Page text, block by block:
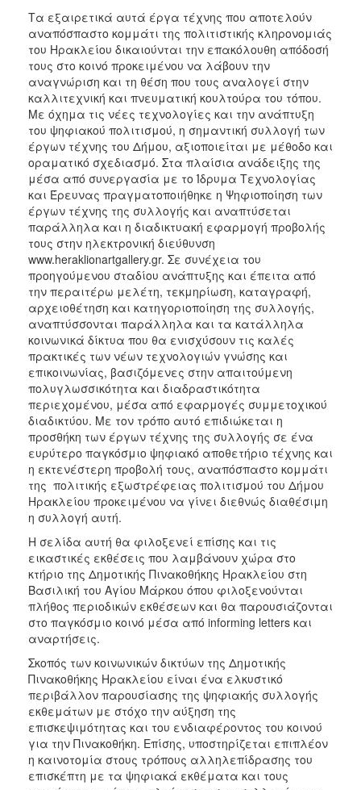
Τα εξαιρετικά αυτά έργα τέχνης που αποτελούν
αναπόσπαστο κομμάτι της πολιτιστικής κληρονομιάς
του Ηρακλείου δικαιούνται την επακόλουθη απόδοσή
τους στο κοινό προκειμένου να λάβουν την
αναγνώριση και τη θέση που τους αναλογεί στην
καλλιτεχνική και πνευματική κουλτούρα του τόπου.
Με όχημα τις νέες τεχνολογίες και την ανάπτυξη
του ψηφιακού πολιτισμού, η σημαντική συλλογή των
έργων τέχνης του Δήμου, αξιοποιείται με μέθοδο και
οραματικό σχεδιασμό. Στα πλαίσια ανάδειξης της
μέσα από συνεργασία με το Ίδρυμα Τεχνολογίας
και Έρευνας πραγματοποιήθηκε η Ψηφιοποίηση των
έργων τέχνης της συλλογής και αναπτύσεται
παράλληλα και η διαδικτυακή εφαρμογή προβολής
τους στην ηλεκτρονική διεύθυνση
www.heraklionartgallery.gr. Σε συνέχεια του
προηγούμενου σταδίου ανάπτυξης και έπειτα από
την περαιτέρω μελέτη, τεκμηρίωση, καταγραφή,
αρχειοθέτηση και κατηγοριοποίηση της συλλογής,
αναπτύσσονται παράλληλα και τα κατάλληλα
κοινωνικά δίκτυα που θα ενισχύσουν τις καλές
πρακτικές των νέων τεχνολογιών γνώσης και
επικοινωνίας, βασιζόμενες στην απαιτούμενη
πολυγλωσσικότητα και διαδραστικότητα
περιεχομένου, μέσα από εφαρμογές συμμετοχικού
διαδικτύου. Με τον τρόπο αυτό επιδιώκεται η
προσθήκη των έργων τέχνης της συλλογής σε ένα
ευρύτερο παγκόσμιο ψηφιακό αποθετήριο τέχνης και
η εκτενέστερη προβολή τους, αναπόσπαστο κομμάτι
της πολιτικής εξωστρέφειας πολιτισμού του Δήμου
Ηρακλείου προκειμένου να γίνει διεθνώς διαθέσιμη
η συλλογή αυτή.
Η σελίδα αυτή θα φιλοξενεί επίσης και τις
εικαστικές εκθέσεις που λαμβάνουν χώρα στο
κτήριο της Δημοτικής Πινακοθήκης Ηρακλείου στη
Βασιλική του Αγίου Μάρκου όπου φιλοξενούνται
πλήθος περιοδικών εκθέσεων και θα παρουσιάζονται
στο παγκόσμιο κοινό μέσα από informing letters και
αναρτήσεις.
Σκοπός των κοινωνικών δικτύων της Δημοτικής
Πινακοθήκης Ηρακλείου είναι ένα ελκυστικό
περιβάλλον παρουσίασης της ψηφιακής συλλογής
εκθεμάτων με στόχο την αύξηση της
επισκεψιμότητας και του ενδιαφέροντος του κοινού
για την Πινακοθήκη. Επίσης, υποστηρίζεται επιπλέον
η καινοτομία στους τρόπους αλληλεπίδρασης του
επισκέπτη με τα ψηφιακά εκθέματα και τους